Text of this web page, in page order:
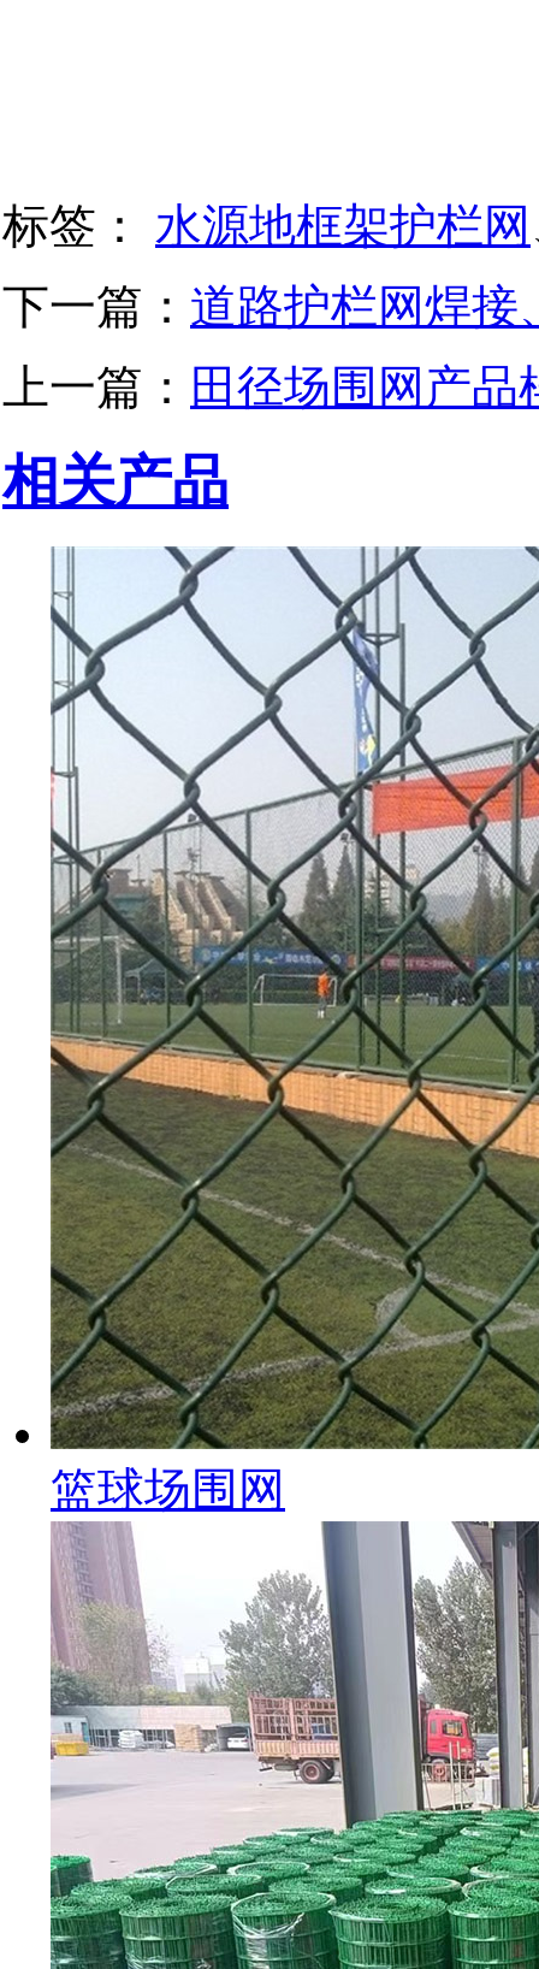
标签： 水源地框架护栏网
下一篇： 道路护栏网焊接
上一篇： 田径场围网产
相关产品
篮球场围网